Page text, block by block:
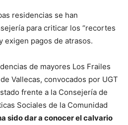
residencias se han
para criticar los “recortes
exigen pagos de atrasos.
de mayores Los Frailes
Vallecas, convocados por UGT
frente a la Consejería de
Sociales de la Comunidad
sido dar a conocer el calvario